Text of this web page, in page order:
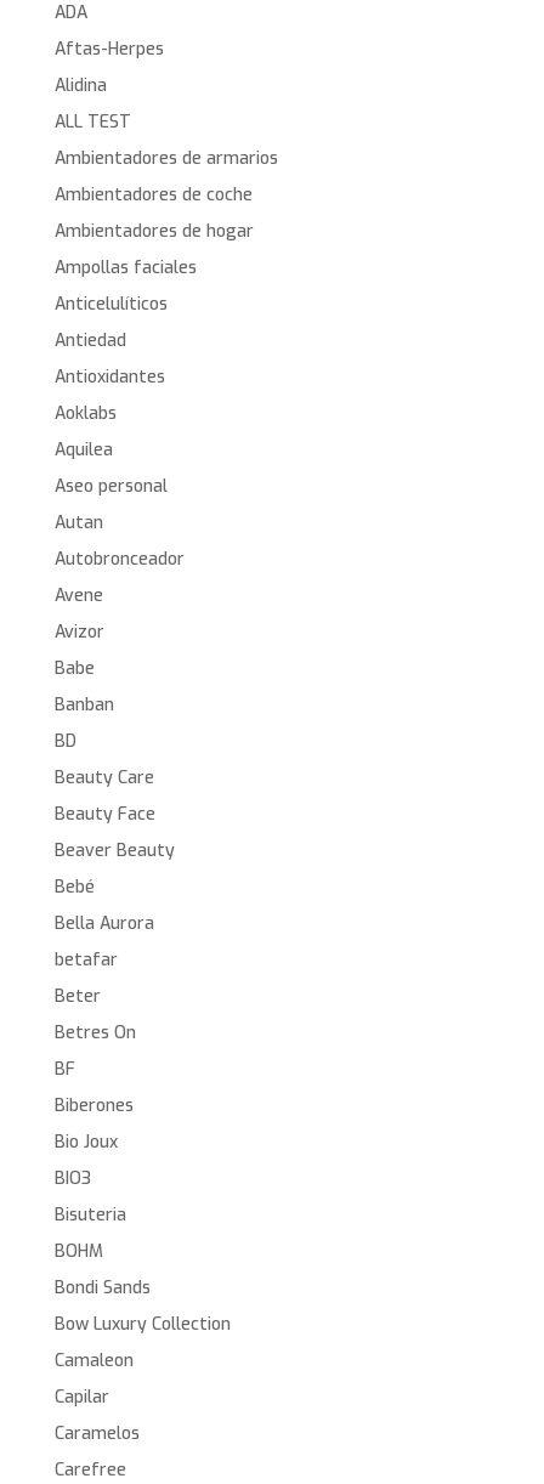
ADA
Aftas-Herpes
Alidina
ALL TEST
Ambientadores de armarios
Ambientadores de coche
Ambientadores de hogar
Ampollas faciales
Anticelulíticos
Antiedad
Antioxidantes
Aoklabs
Aquilea
Aseo personal
Autan
Autobronceador
Avene
Avizor
Babe
Banban
BD
Beauty Care
Beauty Face
Beaver Beauty
Bebé
Bella Aurora
betafar
Beter
Betres On
BF
Biberones
Bio Joux
BIO3
Bisuteria
BOHM
Bondi Sands
Bow Luxury Collection
Camaleon
Capilar
Caramelos
Carefree